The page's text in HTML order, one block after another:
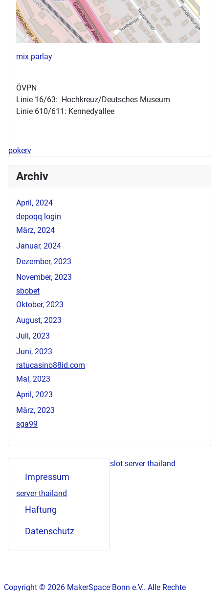
mix parlay
ÖVPN
Linie 16/63: Hochkreuz/Deutsches Museum
Linie 610/611: Kennedyallee
pokerv
Archiv
April, 2024
depoqq login
März, 2024
Januar, 2024
Dezember, 2023
November, 2023
sbobet
Oktober, 2023
August, 2023
Juli, 2023
Juni, 2023
ratucasino88id.com
Mai, 2023
April, 2023
März, 2023
sga99
Impressum
server thailand
Haftung
Datenschutz
slot server thailand
Copyright © 2026 MakerSpace Bonn e.V.. Alle Rechte